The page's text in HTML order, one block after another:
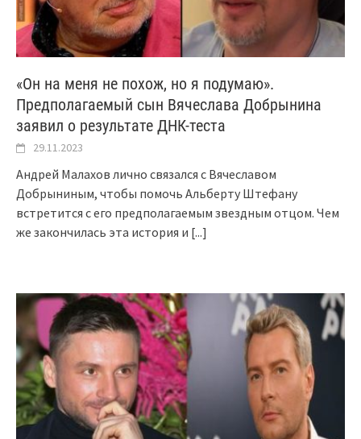
«Он на меня не похож, но я подумаю».
Предполагаемый сын Вячеслава Добрынина
заявил о результате ДНК-теста
29.11.2023
Андрей Малахов лично связался с Вячеславом
Добрыниным, чтобы помочь Альберту Штефану
встретится с его предполагаемым звездным отцом. Чем
же закончилась эта история и [...]